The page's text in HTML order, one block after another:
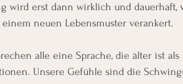
wird erst dann wirklich und
neuen Lebensmuster verankert.
alle eine Sprache, die älter ist
Unsere Gefühle sind die